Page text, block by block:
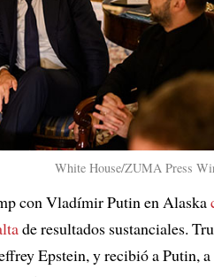
White House/ZUMA Press
con Vladímir Putin en Alaska
de resultados sustanciales.
Epstein, y recibió a Putin,